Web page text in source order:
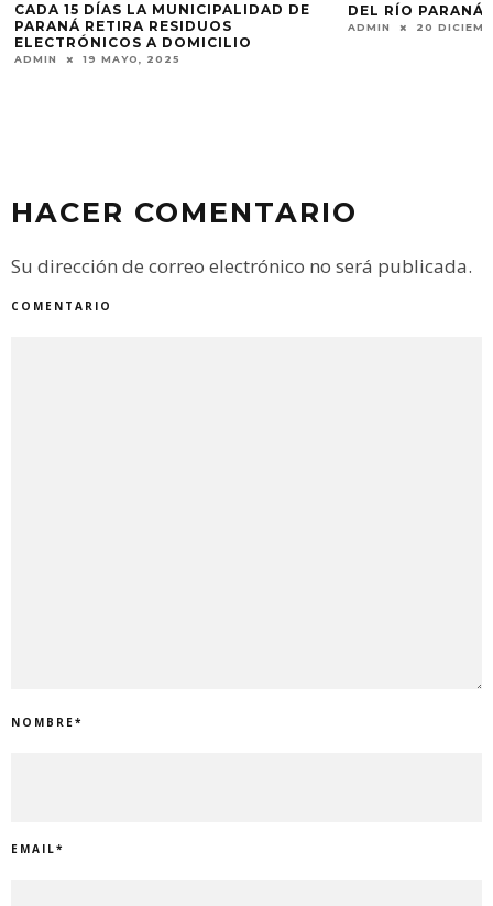
DEL RÍO PARANÁ
ADMIN 20 DICIEMBRE, 2024
EL MUNICIPIO
6.000 NUEVAS
HACER COMENTARIO
Su dirección de correo electrónico no será publicada.
COMENTARIO
NOMBRE*
EMAIL*